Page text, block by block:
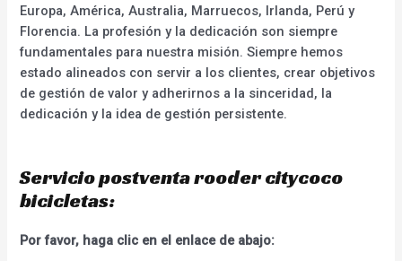
Europa, América, Australia, Marruecos, Irlanda, Perú y
Florencia. La profesión y la dedicación son siempre
fundamentales para nuestra misión. Siempre hemos
estado alineados con servir a los clientes, crear objetivos
de gestión de valor y adherirnos a la sinceridad, la
dedicación y la idea de gestión persistente.
Servicio postventa rooder citycoco
bicicletas:
Por favor, haga clic en el enlace de abajo: